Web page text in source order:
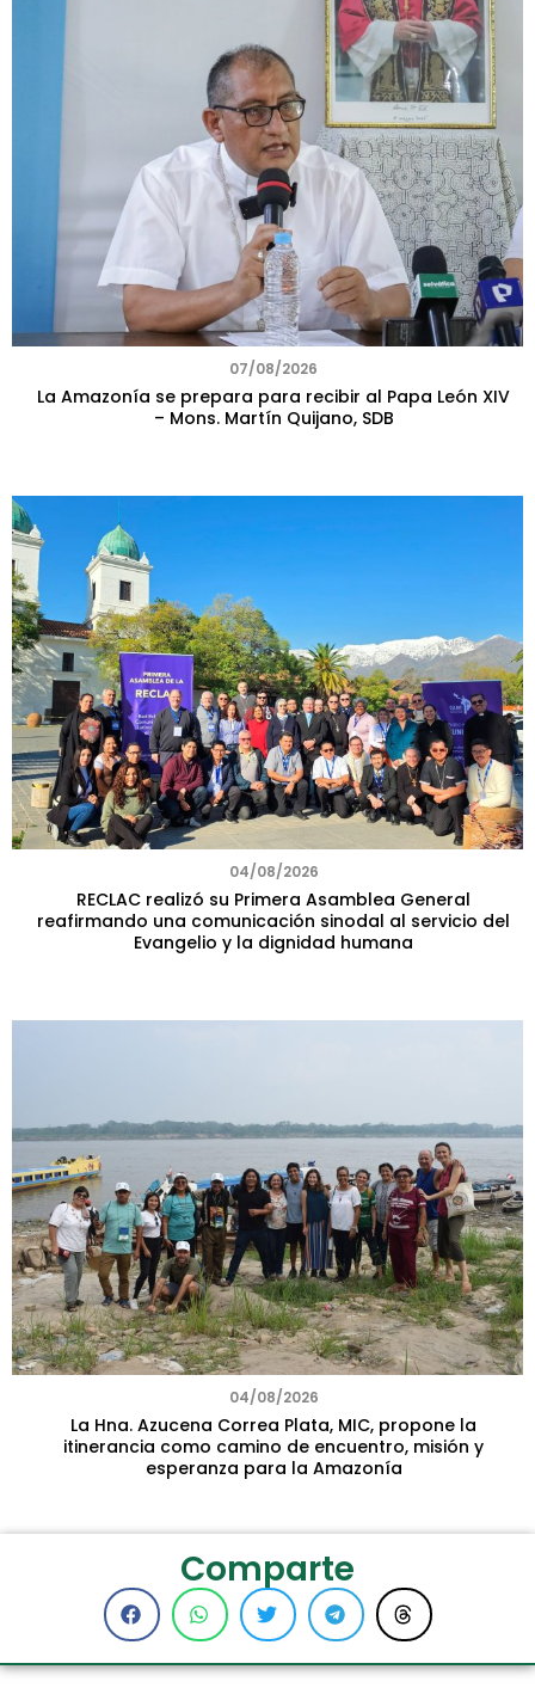
07/08/2026
La Amazonía se prepara para recibir al Papa León XIV
– Mons. Martín Quijano, SDB
04/08/2026
RECLAC realizó su Primera Asamblea General
reafirmando una comunicación sinodal al servicio del
Evangelio y la dignidad humana
04/08/2026
La Hna. Azucena Correa Plata, MIC, propone la
itinerancia como camino de encuentro, misión y
esperanza para la Amazonía
Comparte